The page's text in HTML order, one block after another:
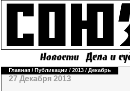
Главная / Публикации / 2013 / Декабрь
27 Декабря 2013